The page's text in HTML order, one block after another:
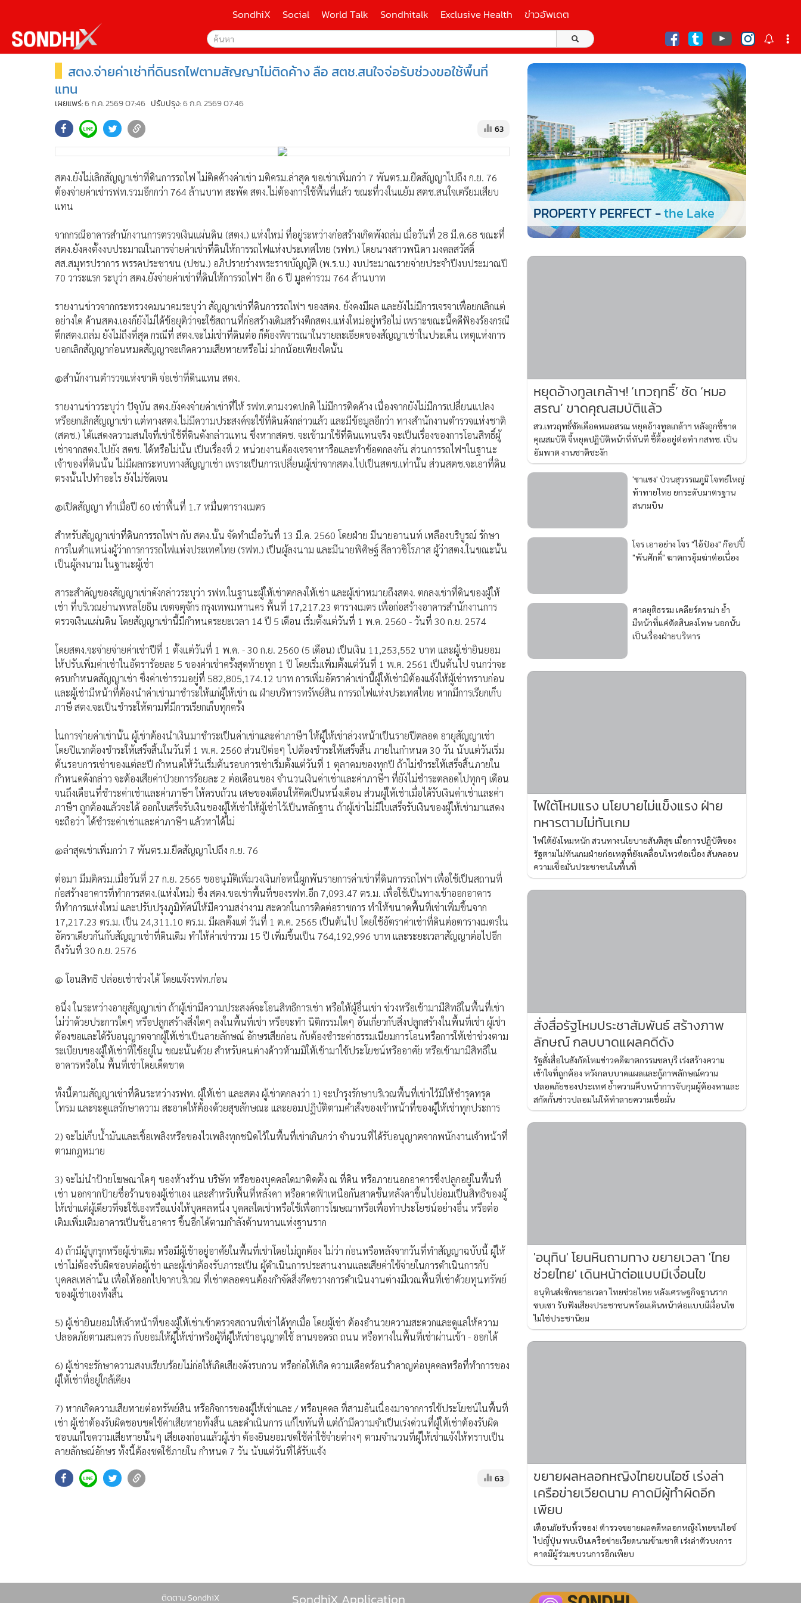
SondhiX Social World Talk Sondhitalk Exclusive Health ข่าวอัพเดต
เลือกเครื่องมือที่ใช้
ค้นหา
Sondhitalk
ผู้เฒ่าเล่าเรื่อง
Exclusive Health
เศรษฐกิจ-ธุรกิจ
สังคม-โซเชียล
สตง.จ่ายค่าเช่าที่ดินรถไฟตามสัญญาไม่ติดค้าง ลือ สตช.สนใจจ่อรับช่วงขอใช้พื้นที่
แทน
เผยแพร่:6 ก.ค. 2569 07:46 ปรับปรุง:6 ก.ค. 2569 07:46
63
สตง.ยังไม่เลิกสัญญาเช่าที่ดินการรถไฟ ไม่ติดค้างค่าเช่า มติครม.ล่าสุด ขอเช่าเพิ่มกว่า 7 พันตร.ม.ยืดสัญญาไปถึง ก.ย. 76
ต้องจ่ายค่าเช่ารฟท.รวมอีกกว่า 764 ล้านบาท สะพัด สตง.ไม่ต้องการใช้พื้นที่แล้ว ขณะที่วงในแย้ม สตช.สนใจเตรียมเสียบ
แทน
จากกรณีอาคารสำนักงานการตรวจเงินแผ่นดิน (สตง.) แห่งใหม่ ที่อยู่ระหว่างก่อสร้างเกิดพังถล่ม เมื่อวันที่ 28 มี.ค.68 ขณะที่
สตง.ยังคงตั้งงบประมาณในการจ่ายค่าเช่าที่ดินให้การรถไฟแห่งประเทศไทย (รฟท.) โดยนางสาวพนิดา มงคลสวัสดิ์
สส.สมุทรปราการ พรรคประชาชน (ปชน.) อภิปรายร่างพระราชบัญญัติ (พ.ร.บ.) งบประมาณรายจ่ายประจำปีงบประมาณปี
70 วาระแรก ระบุว่า สตง.ยังจ่ายค่าเช่าที่ดินให้การรถไฟฯ อีก 6 ปี มูลค่ารวม 764 ล้านบาท
รายงานข่าวจากกระทรวงคมนาคมระบุว่า สัญญาเช่าที่ดินการรถไฟฯ ของสตง. ยังคงมีผล และยังไม่มีการเจรจาเพื่อยกเลิกแต่
อย่างใด ด้านสตง.เองก็ยังไม่ได้ข้อยุติว่าจะใช้สถานที่ก่อสร้างเดิมสร้างตึกสตง.แห่งใหม่อยู่หรือไม่ เพราะขณะนี้คดีฟ้องร้องกรณี
ตึกสตง.ถล่ม ยังไม่ถึงที่สุด กรณีที่ สตง.จะไม่เช่าที่ดินต่อ ก็ต้องพิจารณาในรายละเอียดของสัญญาเช่าในประเด็น เหตุแห่งการ
บอกเลิกสัญญาก่อนหมดสัญญาจะเกิดความเสียหายหรือไม่ ม่ากน้อยเพียงใดนั้น
@สำนักงานตำรวจแห่งชาติ จ่อเช่าที่ดินแทน สตง.
รายงานข่าวระบุว่า ปัจุบัน สตง.ยังคงจ่ายค่าเช่าที่ให้ รฟท.ตามงวดปกติ ไม่มีการติดค้าง เนื่องจากยังไม่มีการเปลี่ยนแปลง
หรือยกเลิกสัญญาเช่า แต่ทางสตง.ไม่มีความประสงค์จะใช้ที่ดินดังกล่าวแล้ว และมีข้อมูลอีกว่า ทางสำนักงานตำรวจแห่งชาติ
(สตช.) ได้แสดงความสนใจที่เช่าใช้ที่ดินดังกล่าวแทน ซึ่งหากสตช. จะเข้ามาใช้ที่ดินแทนจริง จะเป็นเรื่องของการโอนสิทธิ์ผู้
เช่าจากสตง.ไปยัง สตช. ได้หรือไม่นั้น เป็นเรื่องที่ 2 หน่วยงานต้องเจรจาหารือและทำข้อตกลงกัน ส่วนการรถไฟฯในฐานะ
เจ้าของที่ดินนั้น ไม่มีผลกระทบทางสัญญาเช่า เพราะเป็นการเปลี่ยนผู้เช่าจากสตง.ไปเป็นสตช.เท่านั้น ส่วนสตช.จะเอาที่ดิน
ตรงนั้นไปทำอะไร ยังไม่ชัดเจน
@เปิดสัญญา ทำเมื่อปี 60 เช่าพื้นที่ 1.7 หมื่นตารางเมตร
สำหรับสัญญาเช่าที่ดินการรถไฟฯ กับ สตง.นั้น จัดทำเมื่อวันที่ 13 มี.ค. 2560 โดยฝ่าย มีนายอานนท์ เหลืองบริบูรณ์ รักษา
การในตําแหน่งผู้ว่าการการรถไฟแห่งประเทศไทย (รฟท.) เป็นผู้ลงนาม และมีนายพิศิษฐ์ ลีลาวชิโรภาส ผู้ว่าสตง.ในขณะนั้น
เป็นผู้ลงนาม ในฐานะผู้เช่า
สาระสำคัญของสัญญาเช่าดังกล่าวระบุว่า รฟท.ในฐานะผู้ให้เช่าตกลงให้เช่า และผู้เช่าหมายถึงสตง. ตกลงเช่าที่ดินของผู้ให้
เช่า ที่บริเวณย่านพหลโยธิน เขตจตุจักร กรุงเทพมหานคร พื้นที่ 17,217.23 ตารางเมตร เพื่อก่อสร้างอาคารสำนักงานการ
ตรวจเงินแผ่นดิน โดยสัญญาเช่านี้มีกำหนดระยะเวลา 14 ปี 5 เดือน เริ่มตั้งแต่วันที่ 1 พ.ค. 2560 - วันที่ 30 ก.ย. 2574
โดยสตง.จะจ่ายจ่ายค่าเช่าปีที่ 1 ตั้งแต่วันที่ 1 พ.ค. - 30 ก.ย. 2560 (5 เดือน) เป็นเงิน 11,253,552 บาท และผู้เช่ายินยอม
ให้ปรับเพิ่มค่าเช่าในอัตราร้อยละ 5 ของค่าเช่าครั้งสุดท้ายทุก 1 ปี โดยเริ่มเพิ่มตั้งแต่วันที่ 1 พ.ค. 2561 เป็นต้นไป จนกว่าจะ
ครบกำหนดสัญญาเช่า ซึ่งค่าเช่ารวมอยู่ที่ 582,805,174.12 บาท การเพิ่มอัตราค่าเช่านี้ผู้ให้เช่ามิต้องแจ้งให้ผู้เช่าทราบก่อน
และผู้เช่ามีหน้าที่ต้องนำค่าเช่ามาชำระให้แก่ผู้ให้เช่า ณ ฝ่ายบริหารทรัพย์สิน การรถไฟแห่งประเทศไทย หากมีการเรียกเก็บ
ภาษี สตง.จะเป็นชำระให้ตามที่มีการเรียกเก็บทุกครั้ง
ในการจ่ายค่าเช่านั้น ผู้เช่าต้องนำเงินมาชำระเป็นค่าเช่าและค่าภาษีฯ ให้ผู้ให้เช่าล่วงหน้าเป็นรายปีตลอด อายุสัญญาเช่า
โดยปีแรกต้องชำระให้เสร็จสิ้นในวันที่ 1 พ.ค. 2560 ส่วนปีต่อๆ ไปต้องชำระให้เสร็จสิ้น ภายในกำหนด 30 วัน นับแต่วันเริ่ม
ต้นรอบการเช่าของแต่ละปี กำหนดให้วันเริ่มต้นรอบการเช่าเริ่มตั้งแต่วันที่ 1 ตุลาคมของทุกปี ถ้าไม่ชำระให้เสร็จสิ้นภายใน
กำหนดดังกล่าว จะต้องเสียค่าป่วยการร้อยละ 2 ต่อเดือนของ จำนวนเงินค่าเช่าและค่าภาษีฯ ที่ยังไม่ชำระตลอดไปทุกๆ เดือน
จนถึงเดือนที่ชำระค่าเช่าและค่าภาษีฯ ให้ครบถ้วน เศษของเดือนให้คิดเป็นหนึ่งเดือน ส่วนผู้ให้เช่าเมื่อได้รับเงินค่าเช่าและค่า
ภาษีฯ ถูกต้องแล้วจะได้ ออกใบเสร็จรับเงินของผู้ให้เช่าให้ผู้เช่าไว้เป็นหลักฐาน ถ้าผู้เช่าไม่มีใบเสร็จรับเงินของผู้ให้เช่ามาแสดง
จะถือว่า ได้ชำระค่าเช่าและค่าภาษีฯ แล้วหาได้ไม่
@ล่าสุดเช่าเพิ่มกว่า 7 พันตร.ม.ยืดสัญญาไปถึง ก.ย. 76
ต่อมา มีมติครม.เมื่อวันที่ 27 ก.ย. 2565 ขออนุมัติเพิ่มวงเงินก่อหนี้ผูกพันรายการค่าเช่าที่ดินการรถไฟฯ เพื่อใช้เป็นสถานที่
ก่อสร้างอาคารที่ทำการสตง.(แห่งใหม่) ซึ่ง สตง.ขอเช่าพื้นที่ของรฟท.อีก 7,093.47 ตร.ม. เพื่อใช้เป็นทางเข้าออกอาคาร
ที่ทำการแห่งใหม่ และปรับปรุงภูมิทัศน์ให้มีความสง่างาม สะดวกในการติดต่อราชการ ทำให้ขนาดพื้นที่เช่าเพิ่มขึ้นจาก
17,217.23 ตร.ม. เป็น 24,311.10 ตร.ม. มีผลตั้งแต่ วันที่ 1 ต.ค. 2565 เป็นต้นไป โดยใช้อัตราค่าเช่าที่ดินต่อตารางเมตรใน
อัตราเดียวกันกับสัญญาเช่าที่ดินเดิม ทำให้ค่าเช่ารวม 15 ปี เพิ่มขึ้นเป็น 764,192,996 บาท และระยะเวลาสัญญาต่อไปอีก
ถึงวันที่ 30 ก.ย. 2576
@ โอนสิทธิ ปล่อยเช่าช่วงได้ โดยแจ้งรฟท.ก่อน
อนึ่ง ในระหว่างอายุสัญญาเช่า ถ้าผู้เช่ามีความประสงค์จะโอนสิทธิการเช่า หรือให้ผู้อื่นเช่า ช่วงหรือเข้ามามีสิทธิในพื้นที่เช่า
ไม่ว่าด้วยประการใดๆ หรือปลูกสร้างสิ่งใดๆ ลงในพื้นที่เช่า หรือจะทำ นิติกรรมใดๆ อันเกี่ยวกับสิ่งปลูกสร้างในพื้นที่เช่า ผู้เช่า
ต้องขอและได้รับอนุญาตจากผู้ให้เช่าเป็นลายลักษณ์ อักษรเสียก่อน กับต้องชำระค่าธรรมเนียมการโอนหรือการให้เช่าช่วงตาม
ระเบียบของผู้ให้เช่าที่ใช้อยู่ใน ขณะนั้นด้วย สำหรับคนต่างด้าวห้ามมิให้เข้ามาใช้ประโยชน์หรืออาศัย หรือเข้ามามีสิทธิใน
อาคารหรือใน พื้นที่เช่าโดยเด็ดขาด
ทั้งนี้ตามสัญญาเช่าที่ดินระหว่างรฟท. ผู้ให้เช่า และสตง ผู้เช่าตกลงว่า 1) จะบำรุงรักษาบริเวณพื้นที่เช่าไว้มิให้ชำรุดทรุด
โทรม และจะดูแลรักษาความ สะอาดให้ต้องด้วยสุขลักษณะ และยอมปฏิบัติตามคำสั่งของเจ้าหน้าที่ของผู้ให้เช่าทุกประการ
2) จะไม่เก็บน้ำมันและเชื้อเพลิงหรือของไวเพลิงทุกชนิดไว้ในพื้นที่เช่าเกินกว่า จำนวนที่ได้รับอนุญาตจากพนักงานเจ้าหน้าที่
ตามกฎหมาย
3) จะไม่นำป้ายโฆษณาใดๆ ของห้างร้าน บริษัท หรือของบุคคลใดมาติดตั้ง ณ ที่ดิน หรือภายนอกอาคารซึ่งปลูกอยู่ในพื้นที่
เช่า นอกจากป้ายชื่อร้านของผู้เช่าเอง และสำหรับพื้นที่หลังคา หรือดาดฟ้าเหนือกันสาดชั้นหลังคาขึ้นไปย่อมเป็นสิทธิของผู้
ให้เช่าแต่ผู้เดียวที่จะใช้เองหรือแบ่งให้บุคคลหนึ่ง บุคคลใดเช่าหรือใช้เพื่อการโฆษณาหรือเพื่อทำประโยชน์อย่างอื่น หรือต่อ
เติมเพิ่มเติมอาคารเป็นชั้นอาคาร ขึ้นอีกได้ตามกำลังต้านทานแห่งฐานราก
4) ถ้ามีผู้บุกรุกหรือผู้เช่าเดิม หรือมีผู้เข้าอยู่อาศัยในพื้นที่เช่าโดยไม่ถูกต้อง ไม่ว่า ก่อนหรือหลังจากวันที่ทำสัญญาฉบับนี้ ผู้ให้
เช่าไม่ต้องรับผิดชอบต่อผู้เช่า และผู้เช่าต้องรับภาระเป็น ผู้ดำเนินการประสานงานและเสียค่าใช้จ่ายในการดำเนินการกับ
บุคคลเหล่านั้น เพื่อให้ออกไปจากบริเวณ ที่เช่าตลอดจนต้องกำจัดสิ่งกีดขวางการดำเนินงานต่างมีเวณพื้นที่เช่าด้วยทุนทรัพย์
ของผู้เช่าเองทั้งสิ้น
5) ผู้เช่ายินยอมให้เจ้าหน้าที่ของผู้ให้เช่าเข้าตรวจสถานที่เช่าได้ทุกเมื่อ โดยผู้เช่า ต้องอำนวยความสะดวกและดูแลให้ความ
ปลอดภัยตามสมควร กับยอมให้ผู้ให้เช่าหรือผู้ที่ผู้ให้เช่าอนุญาตใช้ ลานจอดรถ ถนน หรือทางในพื้นที่เช่าผ่านเข้า - ออกได้
6) ผู้เช่าจะรักษาความสงบเรียบร้อยไม่ก่อให้เกิดเสียงดังรบกวน หรือก่อให้เกิด ความเดือดร้อนรำคาญต่อบุคคลหรือที่ทำการของ
ผู้ให้เช่าที่อยู่ใกล้เคียง
7) หากเกิดความเสียหายต่อทรัพย์สิน หรือกิจการของผู้ให้เช่าและ / หรือบุคคล ที่สามอันเนื่องมาจากการใช้ประโยชน์ในพื้นที่
เช่า ผู้เช่าต้องรับผิดชอบชดใช้ค่าเสียหายทั้งสิ้น และดำเนินการ แก้ไขทันที แต่ถ้ามีความจำเป็นเร่งด่วนที่ผู้ให้เช่าต้องรับผิด
ชอบแก้ไขความเสียหายนั้นๆ เสียเองก่อนแล้วผู้เช่า ต้องยินยอมชดใช้ค่าใช้จ่ายต่างๆ ตามจำนวนที่ผู้ให้เช่าแจ้งให้ทราบเป็น
ลายลักษณ์อักษร ทั้งนี้ต้องชดใช้ภายใน กำหนด 7 วัน นับแต่วันที่ได้รับแจ้ง
63
PROPERTY PERFECT -the Lake
หยุดอ้างทูลเกล้าฯ! ‘เทวฤทธิ์’ ซัด ‘หมอ
สรณ’ ขาดคุณสมบัติแล้ว
สว.เทวฤทธิ์ซัดเดือดหมอสรณ หยุดอ้างทูลเกล้าฯ หลังถูกชี้ขาด
คุณสมบัติ จี้หยุดปฏิบัติหน้าที่ทันที ชี้ดื้ออยู่ต่อทำ กสทช. เป็น
อัมพาต งานชาติชะงัก
'ซาแซง' ป่วนสุวรรณภูมิ โจทย์ใหญ่
ท้าทายไทย ยกระดับมาตรฐาน
สนามบิน
โจร เอาอย่าง โจร "ไอ้ป๋อง" ก๊อปปี้
"พันศักดิ์" ฆาตกรอุ้มฆ่าต่อเนื่อง
ศาลยุติธรรม เคลียร์ดราม่า ย้ำ
มีหน้าที่แค่ตัดสินลงโทษ นอกนั้น
เป็นเรื่องฝ่ายบริหาร
ไฟใต้โหมแรง นโยบายไม่แข็งแรง ฝ่าย
ทหารตามไม่ทันเกม
ไฟใต้ยังโหมหนัก สวนทางนโยบายสันติสุข เมื่อการปฏิบัติของ
รัฐตามไม่ทันเกมฝ่ายก่อเหตุที่ยังเคลื่อนไหวต่อเนื่อง สั่นคลอน
ความเชื่อมั่นประชาชนในพื้นที่
สั่งสื่อรัฐโหมประชาสัมพันธ์ สร้างภาพ
ลักษณ์ กลบบาดแผลคดีดัง
รัฐสั่งสื่อในสังกัดโหมข่าวคดีฆาตกรรมชลบุรี เร่งสร้างความ
เข้าใจที่ถูกต้อง หวังกลบบาดแผลและกู้ภาพลักษณ์ความ
ปลอดภัยของประเทศ ย้ำความคืบหน้าการจับกุมผู้ต้องหาและ
สกัดกั้นข่าวปลอมไม่ให้ทำลายความเชื่อมั่น
'อนุทิน' โยนหินถามทาง ขยายเวลา 'ไทย
ช่วยไทย' เดินหน้าต่อแบบมีเงื่อนไข
อนุทินส่งซิกขยายเวลา ไทยช่วยไทย หลังเศรษฐกิจฐานราก
ซบเซา รับฟังเสียงประชาชนพร้อมเดินหน้าต่อแบบมีเงื่อนไข
ไม่ใช่ประชานิยม
ขยายผลหลอกหญิงไทยขนไอซ์ เร่งล่า
เครือข่ายเวียดนาม คาดมีผู้ทำผิดอีก
เพียบ
เตือนภัยรับหิ้วของ! ตำรวจขยายผลคดีหลอกหญิงไทยขนไอซ์
ไปญี่ปุ่น พบเป็นเครือข่ายเวียดนามข้ามชาติ เร่งล่าตัวบงการ
คาดมีผู้ร่วมขบวนการอีกเพียบ
ติดตาม SondhiX SondhiX Application
SondhiX ใช้คุกกี้ เพื่อจัดการข้อมูลส่วนบุคคลเพื่อนำเสนอ ประสบการณ์คอนเทนต์ที่ดีที่สุดให้กับผู้อ่านบนเว็บไซต์ และ แอพพลิเคชั่นเงื่อนไขการใช้งาน